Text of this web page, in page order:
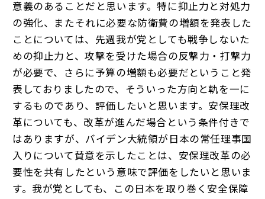
意義のあることだと思います。特に抑止力と対処力
の強化、またそれに必要な防衛費の増額を発表した
ことについては、先週我が党としても戦争しないた
めの抑止力と、攻撃を受けた場合の反撃力・打撃力
が必要で、さらに予算の増額も必要だということ発
表しておりましたので、そういった方向と軌を一に
するものであり、評価したいと思います。安保理改
革についても、改革が進んだ場合という条件付きで
はありますが、バイデン大統領が日本の常任理事国
入りについて賛意を示したことは、安保理改革の必
要性を共有したという意味で評価をしたいと思いま
す。我が党としても、この日本を取り巻く安全保障